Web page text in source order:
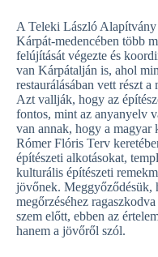
A Teleki László
Kárpát-medencében több
felújítását végezte és
van Kárpátalján is, ahol
restaurálásában vett részt
Azt vallják, hogy az
fontos, mint az anyanyelv
van annak, hogy a
Rómer Flóris Terv
építészeti alkotásokat,
kulturális építészeti
jövőnek. Meggyőződésük,
megőrzéséhez
szem előtt, ebben az
hanem a jövőről szól.